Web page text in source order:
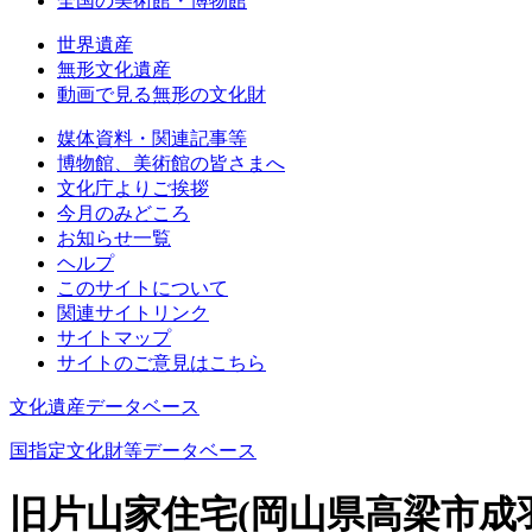
世界遺産
無形文化遺産
動画で見る無形の文化財
媒体資料・関連記事等
博物館、美術館の皆さまへ
文化庁よりご挨拶
今月のみどころ
お知らせ一覧
ヘルプ
このサイトについて
関連サイトリンク
サイトマップ
サイトのご意見はこちら
文化遺産データベース
国指定文化財等データベース
旧片山家住宅(岡山県高梁市